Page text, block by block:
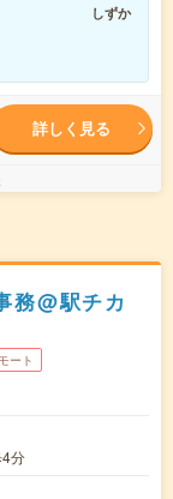
しずか
詳しく見る
務@駅チカ
ート
分